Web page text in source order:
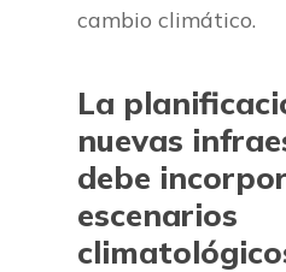
cambio climático.
La
nuevas
debe
escenarios